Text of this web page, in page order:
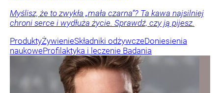
Myślisz, że to zwykła „mała czarna”? Ta kawa najsilniej
chroni serce i wydłuża życie. Sprawdź, czy ją pijesz.
ProduktyŻywienieSkładniki odżywczeDoniesienia
naukoweProfilaktyka i leczenie Badania